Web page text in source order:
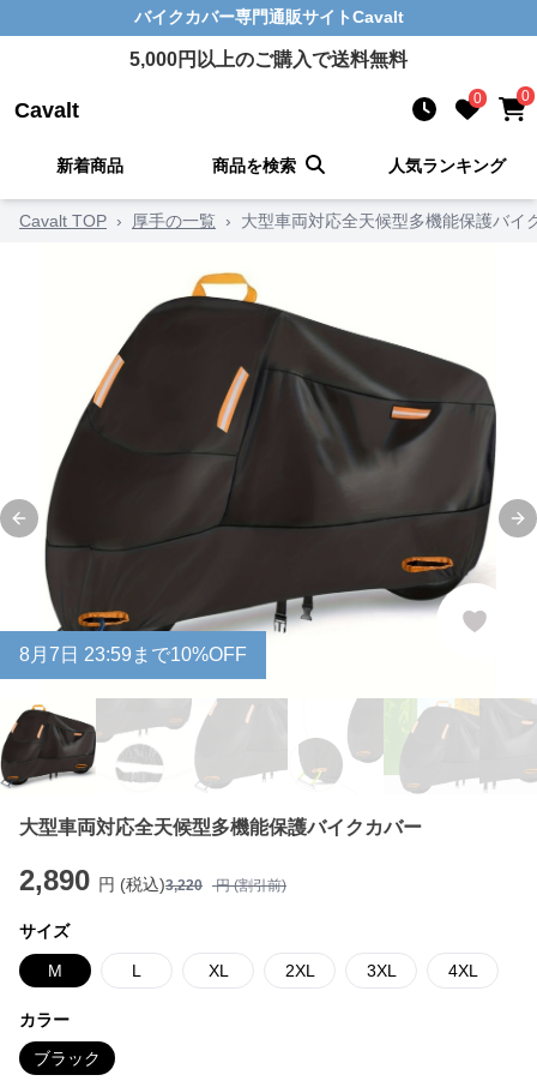
バイクカバー専門通販サイトCavalt
5,000円以上のご購入で送料無料
Cavalt 0 0
新着商品 商品を検索 人気ランキング
Cavalt TOP › 厚手の一覧 › 大型車両対応全天候型多機能保護バイ
Previous slide
8月 7 日 23:59まで10%OFF
大型車両対応全天候型多機能保護バイクカバー
2,890 円 (税込)3,220 円 (割引前)
サイズ
M L XL 2XL 3XL 4XL
カラー
ブラック